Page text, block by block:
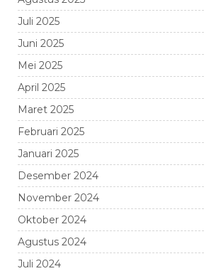
Juli 2025
Juni 2025
Mei 2025
April 2025
Maret 2025
Februari 2025
Januari 2025
Desember 2024
November 2024
Oktober 2024
Agustus 2024
Juli 2024